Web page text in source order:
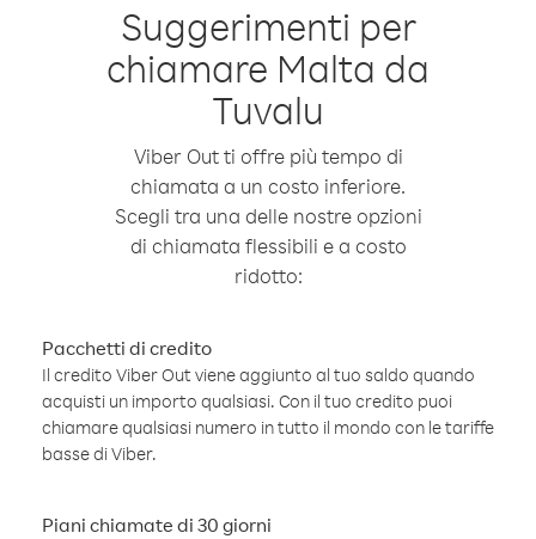
Suggerimenti per
chiamare Malta da
Tuvalu
Viber Out ti offre più tempo di
chiamata a un costo inferiore.
Scegli tra una delle nostre opzioni
di chiamata flessibili e a costo
ridotto:
Pacchetti di credito
Il credito Viber Out viene aggiunto al tuo saldo quando
acquisti un importo qualsiasi. Con il tuo credito puoi
chiamare qualsiasi numero in tutto il mondo con le tariffe
basse di Viber.
Piani chiamate di 30 giorni